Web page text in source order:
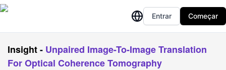
Entrar Começar
Insight- Unpaired Image-To-Image Translation
For Optical Coherence Tomography